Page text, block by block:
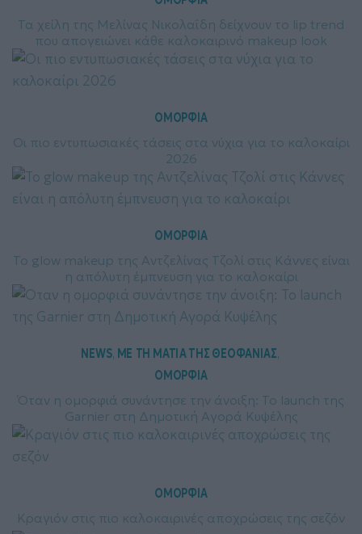
Τα χείλη της Μελίνας Νικολαΐδη δείχνουν το lip trend
που απογειώνει κάθε καλοκαιρινό makeup look
ΟΜΟΡΦΙΑ
Οι πιο εντυπωσιακές τάσεις στα νύχια για το καλοκαίρι
2026
ΟΜΟΡΦΙΑ
Το glow makeup της Αντζελίνας Τζολί στις Κάννες είναι
η απόλυτη έμπνευση για το καλοκαίρι
NEWS, ΜΕ ΤΗ ΜΑΤΙΑ ΤΗΣ ΘΕΟΦΑΝΙΑΣ
ΟΜΟΡΦΙΑ
Όταν η ομορφιά συνάντησε την άνοιξη: Το launch της
Garnier στη Δημοτική Αγορά Κυψέλης
ΟΜΟΡΦΙΑ
Κραγιόν στις πιο καλοκαιρινές αποχρώσεις της σεζόν